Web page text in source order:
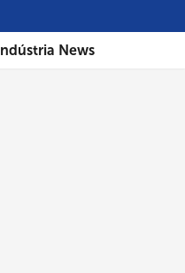
Indústria News